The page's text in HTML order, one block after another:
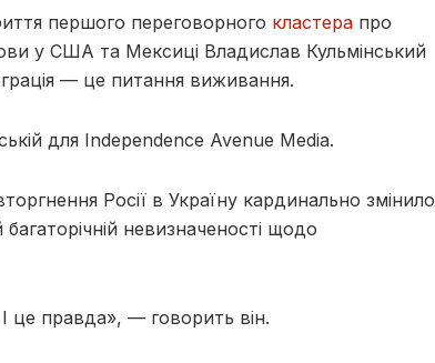
першого переговорного кластера про
у США та Мексиці Владислав Кульмінський
— це питання виживання.
для Independence Avenue Media.
Росії в Україну кардинально змінило
невизначеності щодо
це правда», — говорить він.